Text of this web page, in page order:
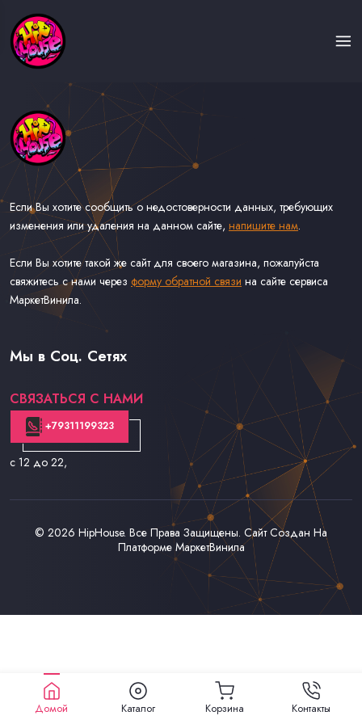
Если Вы хотите сообщить о недостоверности данных, требующих
изменения или удаления на данном сайте, напишите нам.
Если Вы хотите такой же сайт для своего магазина, пожалуйста
свяжитесь с нами через форму обратной связи на сайте сервиса
МаркетВинила.
Каталог Музыки на Виниле В Наличии
Доставка и Оплата
Мы в Соц. Сетях
СВЯЗАТЬСЯ С НАМИ
+79311199323
с 12 до 22,
© 2026 HipHouse. Все Права Защищены. Сайт Создан На
Платформе МаркетВинила
Домой Каталог Корзина Контакты